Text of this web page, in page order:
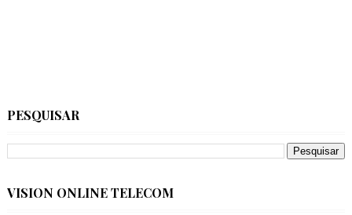
PESQUISAR
VISION ONLINE TELECOM